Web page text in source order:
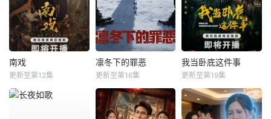
南戏
更新至第12集
凛冬下的罪恶
更新至第16集
我当卧底这件事
更新至第19集